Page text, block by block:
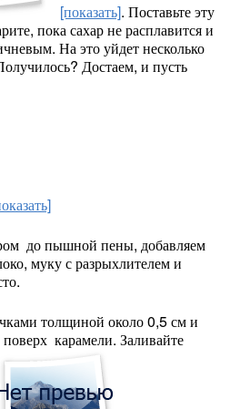
[показать]. Поставьте эту
пока сахар не расплавится и
На это уйдет несколько
Достаем, и пусть
до пышной пены, добавляем
муку с разрыхлителем и
толщиной около 0,5 см и
карамели. Заливайте